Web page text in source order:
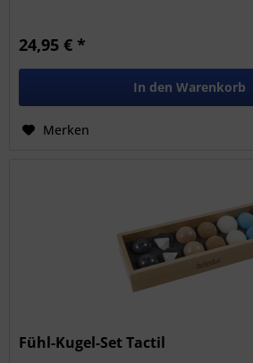
24,95 € *
In den Warenkorb
Merken
Fühl-Kugel-Set Tactil